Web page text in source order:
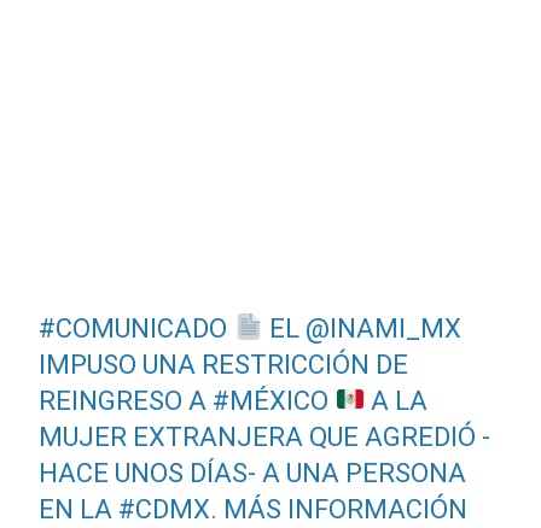
#COMUNICADO EL @INAMI_MX
IMPUSO UNA RESTRICCIÓN DE
REINGRESO A #MÉXICO
A LA
MUJER EXTRANJERA QUE AGREDIÓ -
HACE UNOS DÍAS- A UNA PERSONA
EN LA #CDMX. MÁS INFORMACIÓN